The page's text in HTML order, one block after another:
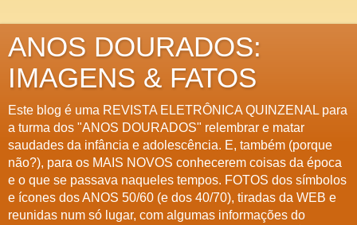
ANOS DOURADOS:
IMAGENS & FATOS
Este blog é uma REVISTA ELETRÔNICA QUINZENAL para
a turma dos "ANOS DOURADOS" relembrar e matar
saudades da infância e adolescência. E, também (porque
não?), para os MAIS NOVOS conhecerem coisas da época
e o que se passava naqueles tempos. FOTOS dos símbolos
e ícones dos ANOS 50/60 (e dos 40/70), tiradas da WEB e
reunidas num só lugar, com algumas informações do